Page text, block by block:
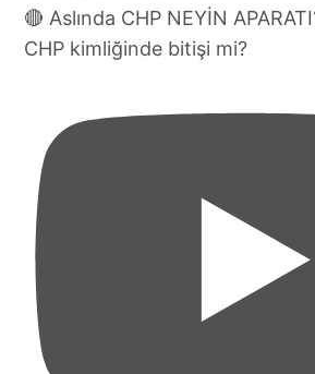
🔴 Aslında CHP NEYİN
CHP kimliğinde bitişi mi?